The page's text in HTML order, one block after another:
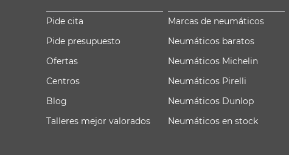
Pide cita
Pide presupuesto
Ofertas
Centros
Blog
Talleres mejor valorados
Marcas de neumáticos
Neumáticos baratos
Neumáticos Michelin
Neumáticos Pirelli
Neumáticos Dunlop
Neumáticos en stock